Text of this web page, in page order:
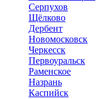
Серпухов
Щёлково
Дербент
Новомосковск
Черкесск
Первоуральск
Раменское
Назрань
Каспийск